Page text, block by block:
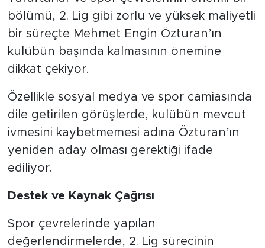
bölümü, 2. Lig gibi zorlu ve yüksek maliyetli
bir süreçte Mehmet Engin Özturan’ın
kulübün başında kalmasının önemine
dikkat çekiyor.
Özellikle sosyal medya ve spor camiasında
dile getirilen görüşlerde, kulübün mevcut
ivmesini kaybetmemesi adına Özturan’ın
yeniden aday olması gerektiği ifade
ediliyor.
Destek ve Kaynak Çağrısı
Spor çevrelerinde yapılan
değerlendirmelerde, 2. Lig sürecinin